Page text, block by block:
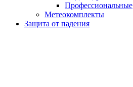
Профессиональные
Метеокомплекты
Защита от падения